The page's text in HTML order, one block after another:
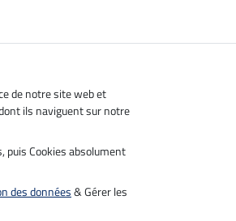
de notre site web et
ils naviguent sur notre
puis Cookies absolument
des données& Gérer les